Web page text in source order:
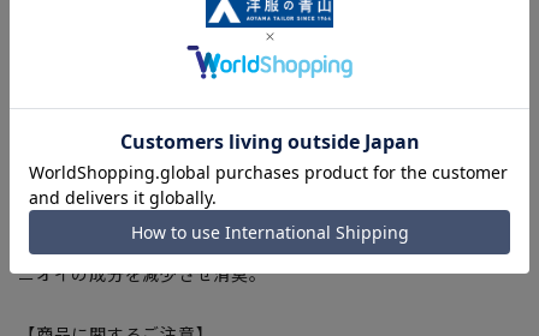
トレッチ性があり着心地抜群。
くサラッと快適。
■シワ抑制
ポリエステルの素材特性でシワになりにくい。
ニオイの成分を減少させ消臭。